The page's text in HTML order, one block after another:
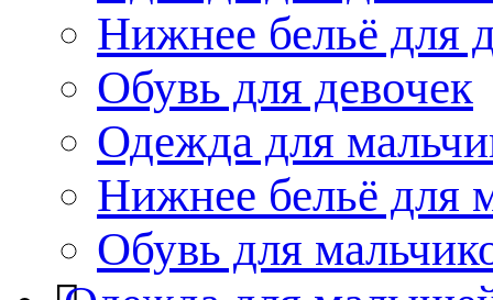
Нижнее бельё для
Обувь для девочек
Одежда для
Нижнее бельё для
Обувь для